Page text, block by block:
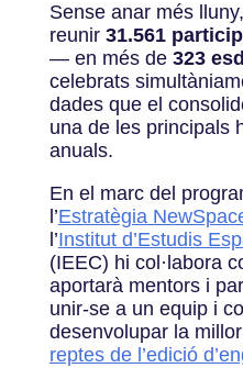
Sense anar més
reunir 31.561
— en més de 323
celebrats
dades que el
una de les principals
anuals.
En el marc del
l’Estratègia
l’Institut d’Estudis
(IEEC) hi col·labora
aportarà mentors i
unir-se a un equip i
desenvolupar la
reptes de l’edició